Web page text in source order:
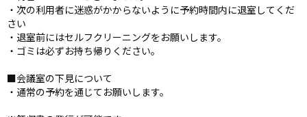
・次の利用者に迷惑がかからないように予約時間内に退室してくだ
さい
・退室前にはセルフクリーニングをお願いします。
・ゴミは必ずお持ち帰りください。
■会議室の下見について
・通常の予約を通じてお願いします。